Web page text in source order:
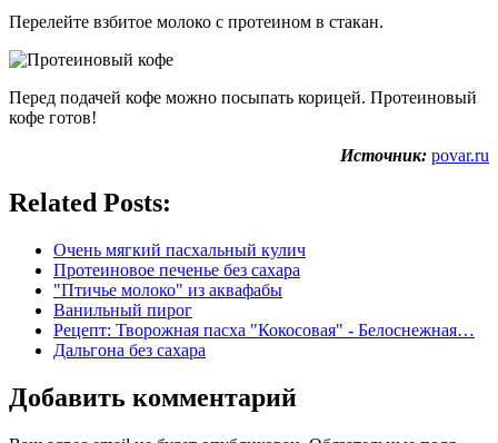
Перелейте взбитое молоко с протеином в стакан.
Перед подачей кофе можно посыпать корицей. Протеиновый
кофе готов!
Источник: povar.ru
Related Posts:
Очень мягкий пасхальный кулич
Протеиновое печенье без сахара
"Птичье молоко" из аквафабы
Ванильный пирог
Рецепт: Творожная пасха "Кокосовая" - Белоснежная…
Дальгона без сахара
Добавить комментарий